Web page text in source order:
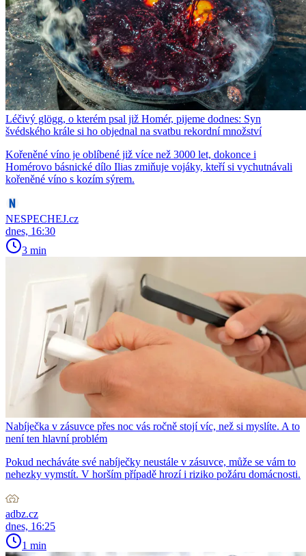
Léčivý glögg, o kterém psal již Homér, pijeme dodnes: Syn
švédského krále si ho objednal na svatbu rekordní množství
Kořeněné víno je oblíbené již více než 3000 let, dokonce i
Homérovo básnické dílo Ilias zmiňuje vojáky, kteří si vychutnávali
kořeněné víno s kozím sýrem.
NESPECHEJ.cz
dnes, 16:30
3 min
Nabíječka v zásuvce přes noc vás ročně stojí víc, než si myslíte. A to
není ten hlavní problém
Pokud necháváte své nabíječky neustále v zásuvce, může se vám to
nehezky vymstít. V horším případě hrozí i riziko požáru domácnosti.
adbz.cz
dnes, 16:25
1 min